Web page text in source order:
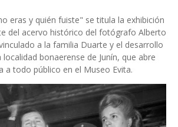
eras y quién fuiste" se titula la exhibición
del acervo histórico del fotógrafo Alberto
a la familia Duarte y el desarrollo
bonaerense de Junín, que abre
a todo público en el Museo Evita.